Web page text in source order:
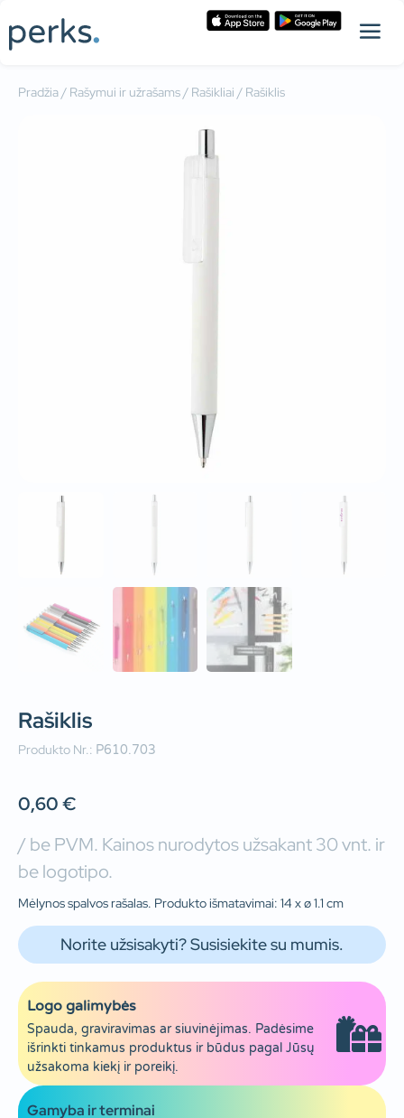
Pradžia/ Rašymui ir užrašams/ Rašikliai / Rašiklis
Rašiklis
Produkto Nr.: P610.703
0,60€
/ be PVM. Kainos nurodytos užsakant 30 vnt. ir
be logotipo.
Mėlynos spalvos rašalas. Produkto išmatavimai: 14 x ø 1.1 cm
Norite užsisakyti? Susisiekite su mumis.
Logo galimybės
Spauda, graviravimas ar siuvinėjimas. Padėsime
išrinkti tinkamus produktus ir būdus pagal Jūsų
užsakoma kiekį ir poreikį.
Gamyba ir terminai